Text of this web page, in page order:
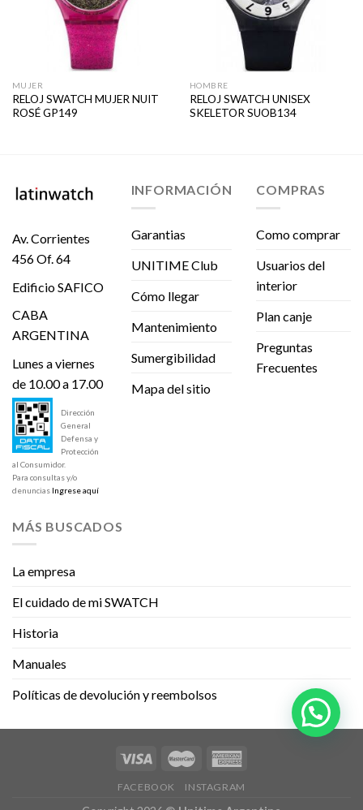
MUJER
RELOJ SWATCH MUJER NUIT
ROSÉ GP149
HOMBRE
RELOJ SWATCH UNISEX
SKELETOR SUOB134
Av. Corrientes
456 Of. 64
Edificio SAFICO
CABA
ARGENTINA
Lunes a viernes
de 10.00 a 17.00
Dirección
General
Defensa y
Protección
al Consumidor.
Para consultas y/o
denuncias Ingrese aquí
INFORMACIÓN
Garantias
UNITIME Club
Cómo llegar
Mantenimiento
Sumergibilidad
Mapa del sitio
COMPRAS
Como comprar
Usuarios del
interior
Plan canje
Preguntas
Frecuentes
MÁS BUSCADOS
La empresa
El cuidado de mi SWATCH
Historia
Manuales
Políticas de devolución y reembolsos
FACEBOOK INSTAGRAM